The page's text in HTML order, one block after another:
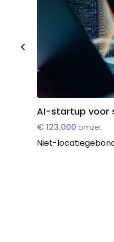
AI-startup voor
€ 123.000 omzet
Niet-